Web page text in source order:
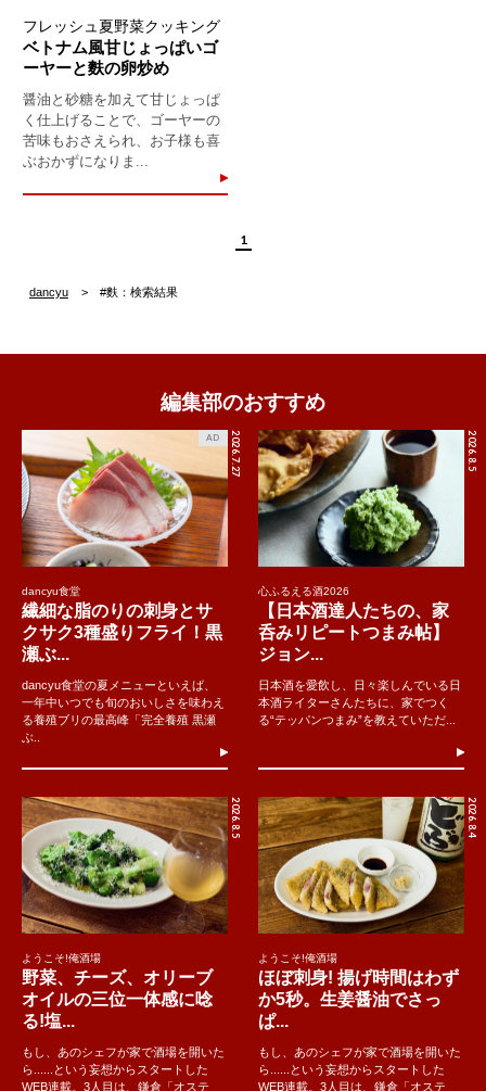
フレッシュ夏野菜クッキング
ベトナム風甘じょっぱいゴ
ーヤーと麩の卵炒め
醤油と砂糖を加えて甘じょっぱ
く仕上げることで、ゴーヤーの
苦味もおさえられ、お子様も喜
ぶおかずになりま...
1
dancyu #麩：検索結果
編集部のおすすめ
2026.7.27
AD
dancyu食堂
繊細な脂のりの刺身とサ
クサク3種盛りフライ！黒
瀬ぶ...
dancyu食堂の夏メニューといえば、
一年中いつでも旬のおいしさを味わえ
る養殖ブリの最高峰「完全養殖 黒瀬
ぶ..
2026.8.5
心ふるえる酒2026
【日本酒達人たちの、家
呑みリピートつまみ帖】
ジョン...
日本酒を愛飲し、日々楽しんでいる日
本酒ライターさんたちに、家でつく
る“テッパンつまみ”を教えていただ...
2026.8.5
ようこそ!俺酒場
野菜、チーズ、オリーブ
オイルの三位一体感に唸
る!塩...
もし、あのシェフが家で酒場を開いた
ら......という妄想からスタートした
WEB連載。3人目は、鎌倉「オステ
2026.8.4
ようこそ!俺酒場
ほぼ刺身! 揚げ時間はわず
か5秒。生姜醤油でさっ
ぱ...
もし、あのシェフが家で酒場を開いた
ら......という妄想からスタートした
WEB連載。3人目は、鎌倉「オステ